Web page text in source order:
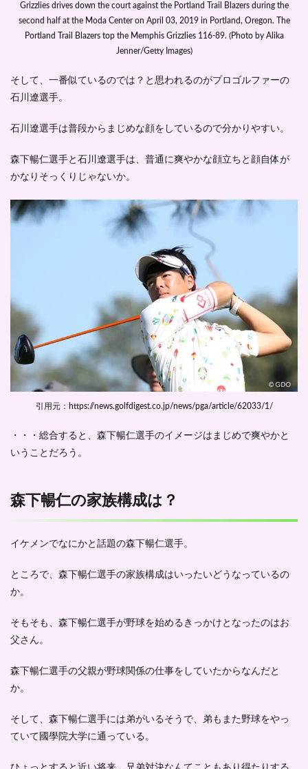
Grizzlies drives down the court against the Portland Trail Blazers during the
second half at the Moda Center on April 03, 2019 in Portland, Oregon. The
Portland Trail Blazers top the Memphis Grizzlies 116-89. (Photo by Alika
Jenner/Getty Images)
そして、一番似ているのでは？と思われるのがプロゴルファーの
石川遼選手。
石川遼選手は普段からまじめな顔をしているので分かりやすい。
森下暢仁選手と石川遼選手は、普通に爽やかな顔立ちと顔自体が
かなりそっくりじゃないか。
引用元：https://news.golfdigest.co.jp/news/pga/article/62033/1/
・・・総合すると、森下暢仁選手のイメージは まじめで爽やかと
いうことだろう。
森下暢仁の家族構成は？
イケメンでなにかと話題の森下暢仁選手。
ところで、森下暢仁選手の家族構成はいったいどうなっているの
か。
そもそも、森下暢仁選手が野球を始めるきっかけとなったのはお
父さん。
森下暢仁選手の父親が野球関係の仕事をしていたからなんだと
か。
そして、森下暢仁選手には弟がいるそうで、弟もまた野球をやっ
ていて 國學院大学に通っている。